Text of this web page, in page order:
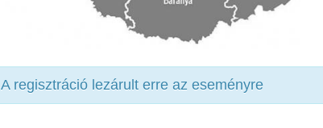
A regisztráció lezárult erre az eseményre